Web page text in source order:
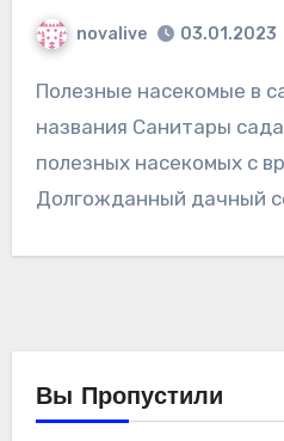
novalive 03.01.2023
Полезные насекомые в саду и огороде фото
названия Санитары
полезных насекомых с
Долгожданный дачный
Вы Пропустили